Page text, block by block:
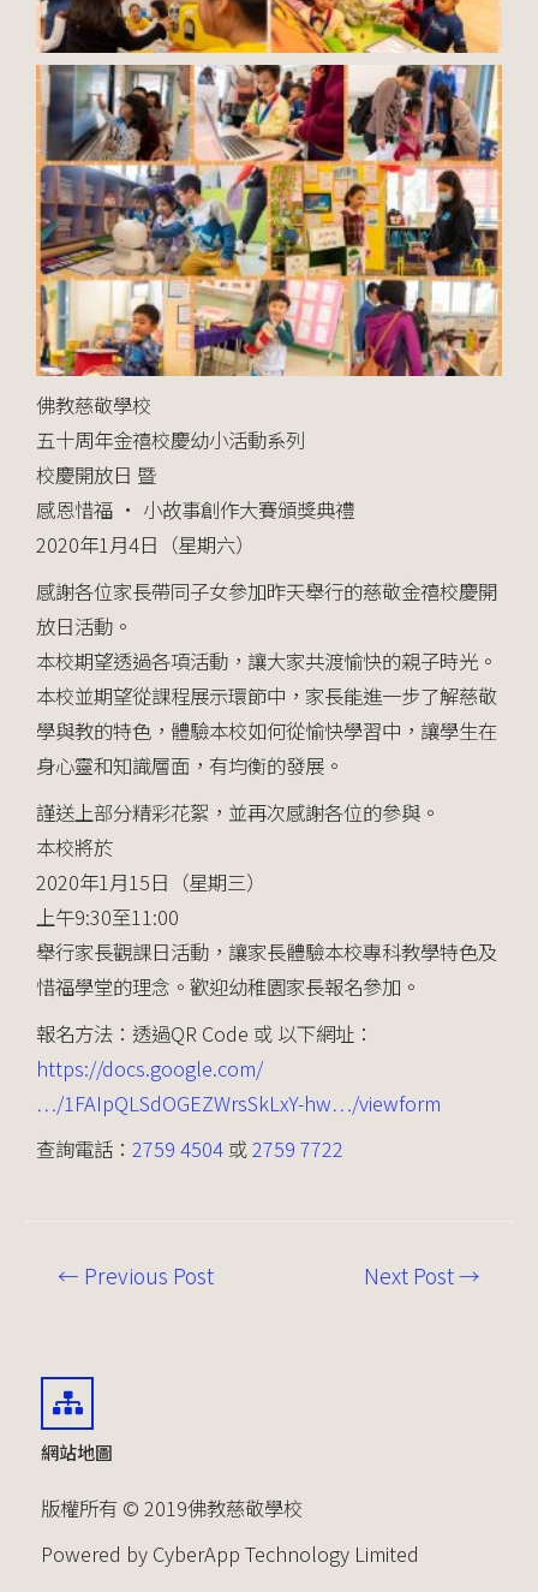
佛教慈敬學校
五十周年金禧校慶幼小活動系列
校慶開放日 暨
感恩惜福 · 小故事創作大賽頒獎典禮
2020年1月4日（星期六）
感謝各位家長帶同子女參加昨天舉行的慈敬金禧校慶開
放日活動。
本校期望透過各項活動，讓大家共渡愉快的親子時光。
本校並期望從課程展示環節中，家長能進一步了解慈敬
學與教的特色，體驗本校如何從愉快學習中，讓學生在
身心靈和知識層面，有均衡的發展。
謹送上部分精彩花絮，並再次感謝各位的參與。
本校將於
2020年1月15日（星期三）
上午9:30至11:00
舉行家長觀課日活動，讓家長體驗本校專科教學特色及
惜福學堂的理念。歡迎幼稚園家長報名參加。
報名方法：透過QR Code 或 以下網址：
https://docs.google.com/
…/1FAIpQLSdOGEZWrsSkLxY-hw…/viewform
查詢電話： 2759 4504 或2759 7722
← Previous Post Next Post→
網站地圖
版權所有 © 2019佛教慈敬學校
Powered by CyberApp Technology Limited